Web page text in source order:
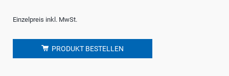
Einzelpreis inkl. MwSt.
PRODUKT BESTELLEN